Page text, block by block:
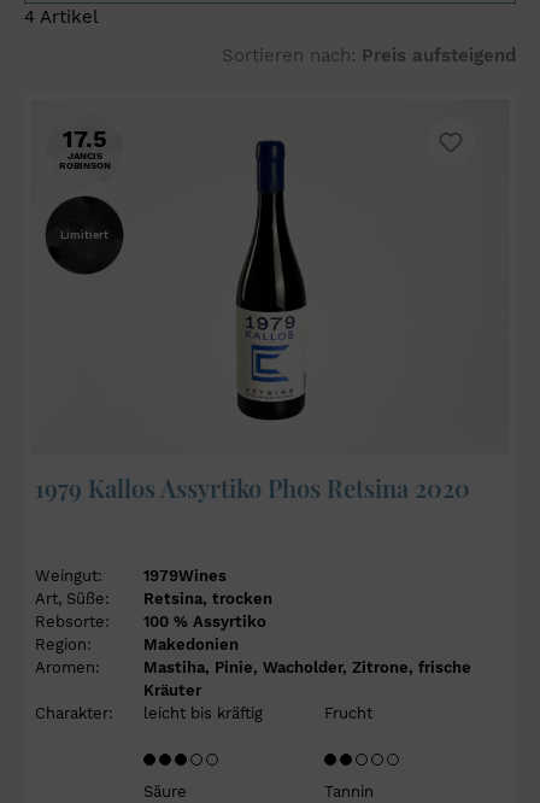
4 Artikel
17.5
JANCIS
ROBINSON
Limitiert
1979 Kallos Assyrtiko Phos Retsina 2020
Weingut:
1979Wines
Art, Süße:
Retsina, trocken
Rebsorte:
100 % Assyrtiko
Region:
Makedonien
Aromen:
Mastiha, Pinie, Wacholder, Zitrone, frische
Kräuter
Charakter:
leicht bis kräftig Frucht
Säure Tannin